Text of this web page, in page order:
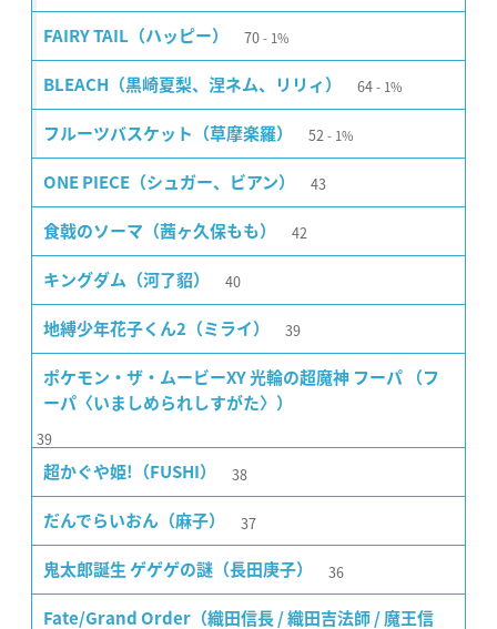
FAIRY TAIL（ハッピー） 70 1%
BLEACH（黒崎夏梨、涅ネム、リリィ） 64 1%
フルーツバスケット（草摩楽羅） 52 1%
ONE PIECE（シュガー、ビアン） 43
食戟のソーマ（茜ヶ久保もも） 42
キングダム（河了貂） 40
地縛少年花子くん2（ミライ） 39
ポケモン・ザ・ムービーXY 光輪の超魔神 フーパ （フ
ーパ〈いましめられしすがた〉）
39
超かぐや姫!（FUSHI） 38
だんでらいおん（麻子） 37
鬼太郎誕生 ゲゲゲの謎（長田庚子） 36
Fate/Grand Order（織田信長 / 織田吉法師 / 魔王信